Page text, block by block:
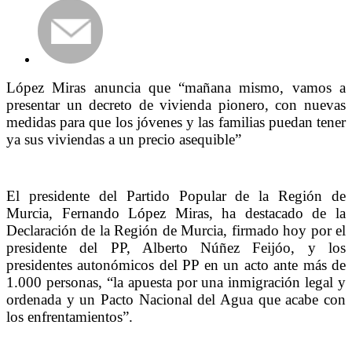
López Miras anuncia que “mañana mismo, vamos a
presentar un decreto de vivienda pionero, con nuevas
medidas para que los jóvenes y las familias puedan tener
ya sus viviendas a un precio asequible”
El presidente del Partido Popular de la Región de
Murcia, Fernando López Miras, ha destacado de la
Declaración de la Región de Murcia, firmado hoy por el
presidente del PP, Alberto Núñez Feijóo, y los
presidentes autonómicos del PP en un acto ante más de
1.000 personas, “la apuesta por una inmigración legal y
ordenada y un Pacto Nacional del Agua que acabe con
los enfrentamientos”.